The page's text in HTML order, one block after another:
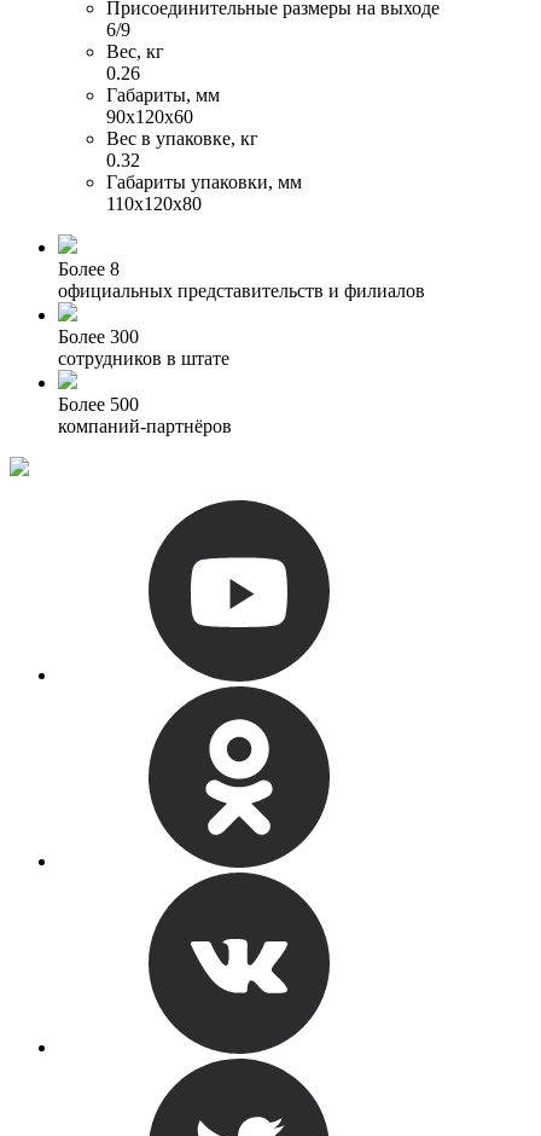
Присоединительные размеры на выходе
6/9
Вес, кг
0.26
Габариты, мм
90х120х60
Вес в упаковке, кг
0.32
Габариты упаковки, мм
110х120х80
Более 8
официальных представительств и филиалов
Более 300
сотрудников в штате
Более 500
компаний-партнёров